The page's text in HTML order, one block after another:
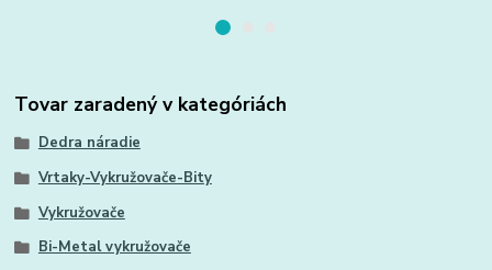
Tovar zaradený v kategóriách
Dedra náradie
Vrtaky-Vykružovače-Bity
Vykružovače
Bi-Metal vykružovače